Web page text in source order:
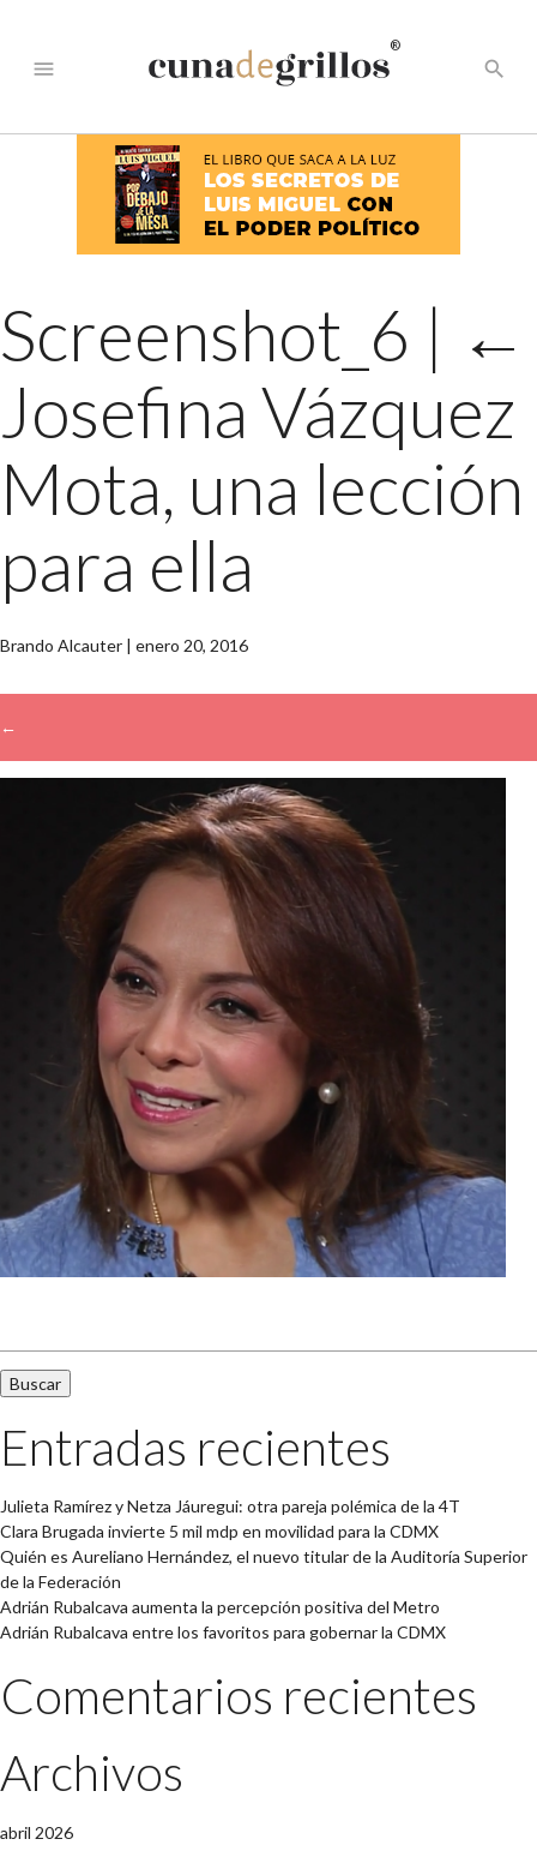
menu
®
search
Screenshot_6 | ←
Josefina Vázquez
Mota, una lección
para ella
Brando Alcauter | enero 20, 2016
←
Entradas recientes
Julieta Ramírez y Netza Jáuregui: otra pareja polémica de la 4T
Clara Brugada invierte 5 mil mdp en movilidad para la CDMX
Quién es Aureliano Hernández, el nuevo titular de la Auditoría Superior
de la Federación
Adrián Rubalcava aumenta la percepción positiva del Metro
Adrián Rubalcava entre los favoritos para gobernar la CDMX
Comentarios recientes
Archivos
abril 2026